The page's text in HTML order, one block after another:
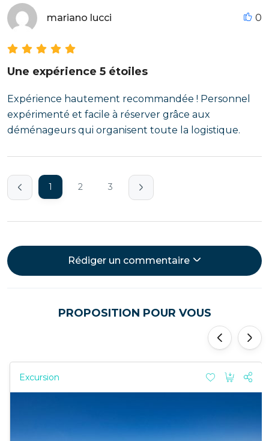
mariano lucci 0
Une expérience 5 étoiles
Expérience hautement recommandée ! Personnel
expérimenté et facile à réserver grâce aux
déménageurs qui organisent toute la logistique.
1 2 3
Rédiger un commentaire
PROPOSITION POUR VOUS
Excursion
'